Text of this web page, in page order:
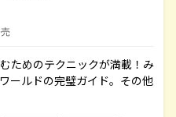
ためのテクニックが満載！み
ールドの完璧ガイド。その他